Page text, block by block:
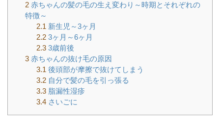
2 赤ちゃんの髪の毛の生え変わり～時期とそれぞれの
特徴～
2.1 新生児～3ヶ月
2.23ヶ月～6ヶ月
2.33歳前後
3 赤ちゃんの抜け毛の原因
3.1 後頭部が摩擦で抜けてしまう
3.2自分で髪の毛を引っ張る
3.3脂漏性湿疹
3.4さいごに